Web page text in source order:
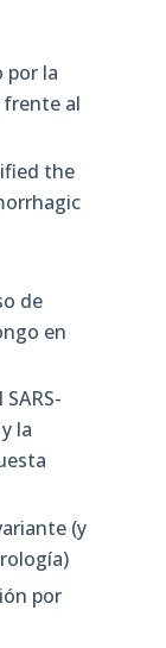
por la
frente al
the
de
en
la
(y
por